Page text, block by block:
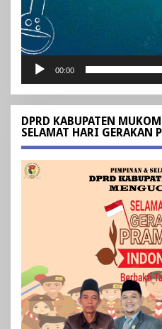
00:00
DPRD KABUPATEN
SELAMAT HARI GERAKAN